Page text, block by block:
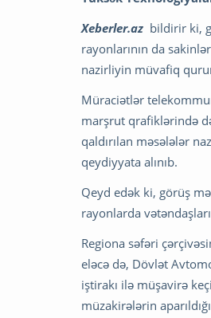
Xeberler.az bildirir ki,
rayonlarının da
nazirliyin müvafiq
Müraciətlər
marşrut qrafiklərində
qaldırılan məsələlər
qeydiyyata alınıb.
Qeyd edək ki, görüş
rayonlarda
Regiona səfəri
eləcə də, Dövlət
iştirakı ilə müşavirə
müzakirələrin